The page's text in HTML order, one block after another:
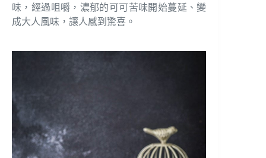
味，經過咀嚼，濃郁的可可苦味開始蔓延、變
成大人風味，讓人感到驚喜。